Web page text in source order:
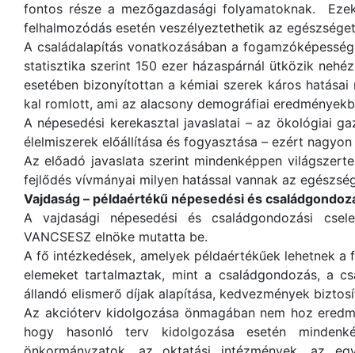
fontos része a mezőgazdasági folyamatoknak.
felhalmozódás esetén veszélyeztethetik az
A családalapítás vonatkozásában a
statisztika szerint 150 ezer házaspárnál ütközik
esetében bizonyítottan a kémiai szerek káros
kal romlott, ami az alacsony demográfiai
A népesedési kerekasztal javaslatai – az ökológiai
élelmiszerek előállítása és fogyasztása – ezért
Az előadó javaslata szerint mindenképpen
fejlődés vívmányai milyen hatással vannak az
Vajdaság – példaértékű népesedési és
A vajdasági népesedési és családgondozási
VANCSESZ elnöke mutatta be.
A fő intézkedések, amelyek példaértékűek lehetnek
elemeket tartalmaztak, mint a családgondozás, a
állandó elismerő díjak alapítása, kedvezmények
Az akcióterv kidolgozása önmagában nem hoz
hogy hasonló terv kidolgozása esetén